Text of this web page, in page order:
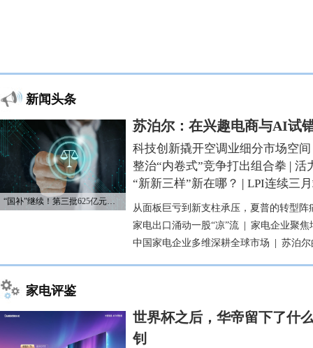
新闻头条
“国补”继续！第三批625亿元资金已下达
苏泊尔：在兴趣电商与AI试
科技创新撬开空调业细分市场空间
整治“内卷式”竞争打出组合拳 | 活
“新新三样”新在哪？ | LPI连续三
从面板巨亏到新支柱承压，夏普的转型阵
家电出口涌动一股“凉”流
家电企业聚焦
中国家电企业多维深耕全球市场
苏泊
家电评鉴
世界杯之后，华帝留下了什
钊